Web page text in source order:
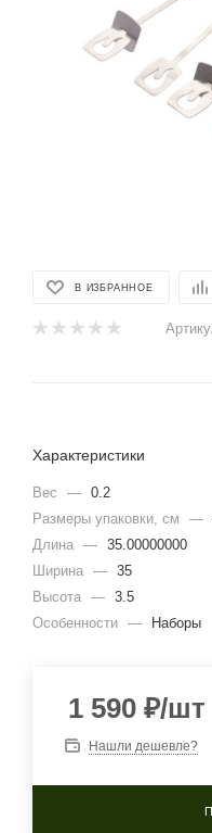
В ИЗБРАННОЕ
Характеристики
Вес — 0.2
Размеры упаковки, cм
—
Длина — 35.00000000
Ширина — 35
Высота — 3.5
Особенности — Наборы
1 590 ₽/шт
Нашли дешевле?